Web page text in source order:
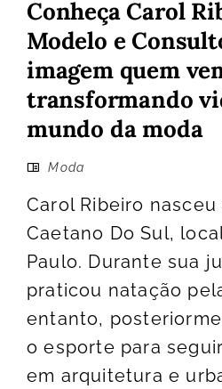
Conheça Carol
Modelo e
imagem quem
transformando
mundo da moda
Moda
Carol Ribeiro nasceu
Caetano Do Sul,
Paulo. Durante sua
praticou natação
entanto,
o esporte para
em arquitetura e